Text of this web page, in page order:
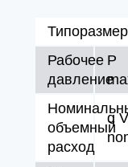
Типоразмер
Рабочее
давление
P
объемный
расход
q V